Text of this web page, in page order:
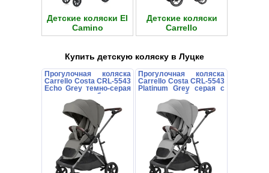
Детские коляски El
Camino
Детские коляски
Carrello
Купить детскую коляску в Луцке
Прогулочная коляска
Carrello Costa CRL-5543
Echo Grey темно-серая
с поворотным блоком
Прогулочная коляска
Carrello Costa CRL-5543
Platinum Grey серая с
поворотным блоком